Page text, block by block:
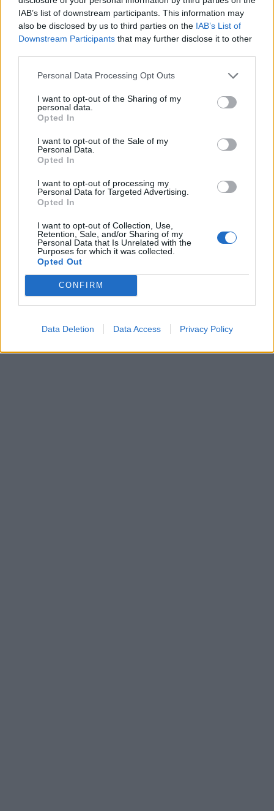
IAB’s list of downstream participants. This information may
also be disclosed by us to third parties on the IAB’s List of
Downstream Participants that may further disclose it to other
Personal Data Processing Opt Outs
I want to opt-out of the Sharing of my
personal data.
Opted In
I want to opt-out of the Sale of my
Personal Data.
Opted In
I want to opt-out of processing my
Personal Data for Targeted Advertising.
Opted In
I want to opt-out of Collection, Use,
Retention, Sale, and/or Sharing of my
Personal Data that Is Unrelated with the
Purposes for which it was collected.
Opted Out
CONFIRM
Data Deletion Data Access Privacy Policy
In evidenza